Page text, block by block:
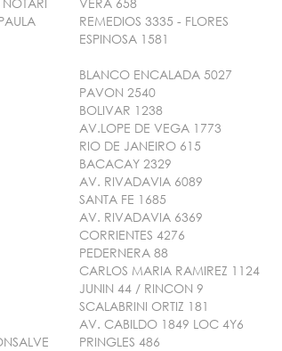
REMEDIOS 3335 - FLORES
ESPINOSA 1581
BLANCO ENCALADA 5027
PAVON 2540
BOLIVAR 1238
AV.LOPE DE VEGA 1773
RIO DE JANEIRO 615
BACACAY 2329
AV. RIVADAVIA 6089
SANTA FE 1685
AV. RIVADAVIA 6369
CORRIENTES 4276
PEDERNERA 88
CARLOS MARIA RAMIREZ 1124
JUNIN 44 / RINCON 9
SCALABRINI ORTIZ 181
AV. CABILDO 1849 LOC 4Y6
PRINGLES 486